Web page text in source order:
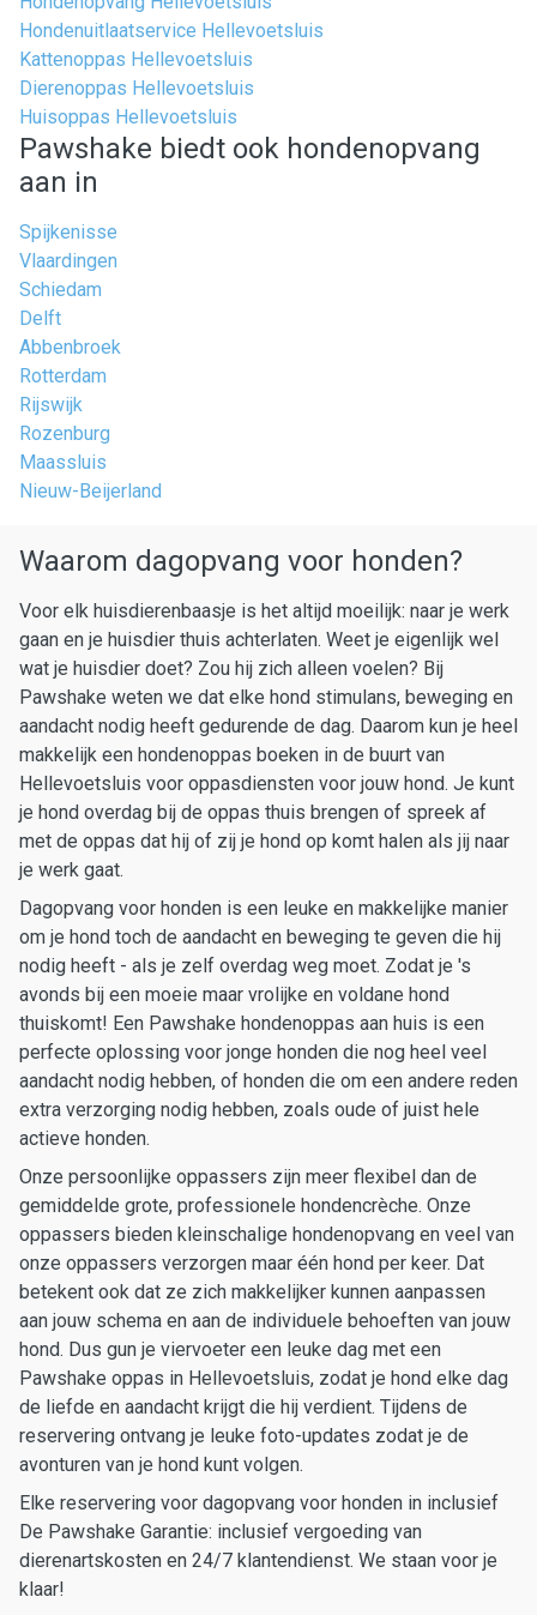
Hondenuitlaatservice Hellevoetsluis
Kattenoppas Hellevoetsluis
Dierenoppas Hellevoetsluis
Huisoppas Hellevoetsluis
Pawshake biedt ook hondenopvang
aan in
Spijkenisse
Vlaardingen
Schiedam
Delft
Abbenbroek
Rotterdam
Rijswijk
Rozenburg
Maassluis
Nieuw-Beijerland
Waarom dagopvang voor honden?
Voor elk huisdierenbaasje is het altijd moeilijk: naar je werk
gaan en je huisdier thuis achterlaten. Weet je eigenlijk wel
wat je huisdier doet? Zou hij zich alleen voelen? Bij
Pawshake weten we dat elke hond stimulans, beweging en
aandacht nodig heeft gedurende de dag. Daarom kun je heel
makkelijk een hondenoppas boeken in de buurt van
Hellevoetsluis voor oppasdiensten voor jouw hond. Je kunt
je hond overdag bij de oppas thuis brengen of spreek af
met de oppas dat hij of zij je hond op komt halen als jij naar
je werk gaat.
Dagopvang voor honden is een leuke en makkelijke manier
om je hond toch de aandacht en beweging te geven die hij
nodig heeft - als je zelf overdag weg moet. Zodat je 's
avonds bij een moeie maar vrolijke en voldane hond
thuiskomt! Een Pawshake hondenoppas aan huis is een
perfecte oplossing voor jonge honden die nog heel veel
aandacht nodig hebben, of honden die om een andere reden
extra verzorging nodig hebben, zoals oude of juist hele
actieve honden.
Onze persoonlijke oppassers zijn meer flexibel dan de
gemiddelde grote, professionele hondencrèche. Onze
oppassers bieden kleinschalige hondenopvang en veel van
onze oppassers verzorgen maar één hond per keer. Dat
betekent ook dat ze zich makkelijker kunnen aanpassen
aan jouw schema en aan de individuele behoeften van jouw
hond. Dus gun je viervoeter een leuke dag met een
Pawshake oppas in Hellevoetsluis, zodat je hond elke dag
de liefde en aandacht krijgt die hij verdient. Tijdens de
reservering ontvang je leuke foto-updates zodat je de
avonturen van je hond kunt volgen.
Elke reservering voor dagopvang voor honden in inclusief
De Pawshake Garantie: inclusief vergoeding van
dierenartskosten en 24/7 klantendienst. We staan voor je
klaar!